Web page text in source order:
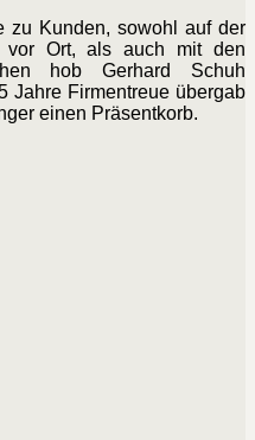
zu Kunden, sowohl auf der
vor Ort, als auch mit den
hob Gerhard Schuh
Jahre Firmentreue übergab
einen Präsentkorb.